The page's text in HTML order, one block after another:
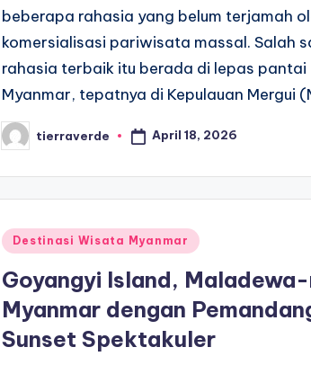
beberapa rahasia yang belum terjamah
komersialisasi pariwisata massal. Salah
rahasia terbaik itu berada di lepas pantai
Myanmar, tepatnya di Kepulauan Mergui
Posted
by
tierraverde April 18, 2026
Posted
Destinasi Wisata Myanmar
Goyangyi Island,
Myanmar dengan
Sunset Spektakuler